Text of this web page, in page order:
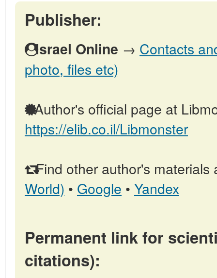
Publisher:
Israel Online → Contacts
photo, files etc)
Author's official page at
https://elib.co.il/Libmonster
Find other author's materials
World) • Google • Yandex
Permanent link for
citations):